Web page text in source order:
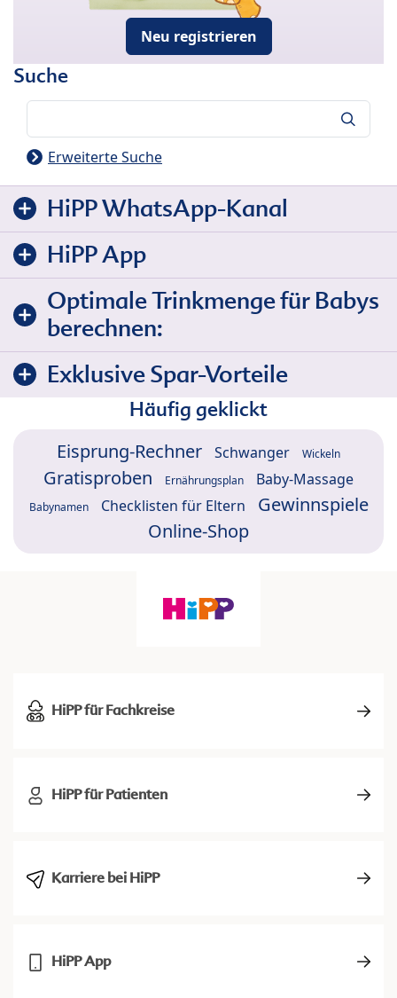
Neu registrieren
Suche
Erweiterte Suche
HiPP WhatsApp-Kanal
HiPP App
Optimale Trinkmenge für Babys
berechnen:
Exklusive Spar-Vorteile
Häufig geklickt
Eisprung-Rechner Schwanger Wickeln
Gratisproben Ernährungsplan Baby-Massage
Babynamen Checklisten für Eltern
Gewinnspiele
Online-Shop
HiPP für Fachkreise
HiPP für Patienten
Karriere bei HiPP
HiPP App